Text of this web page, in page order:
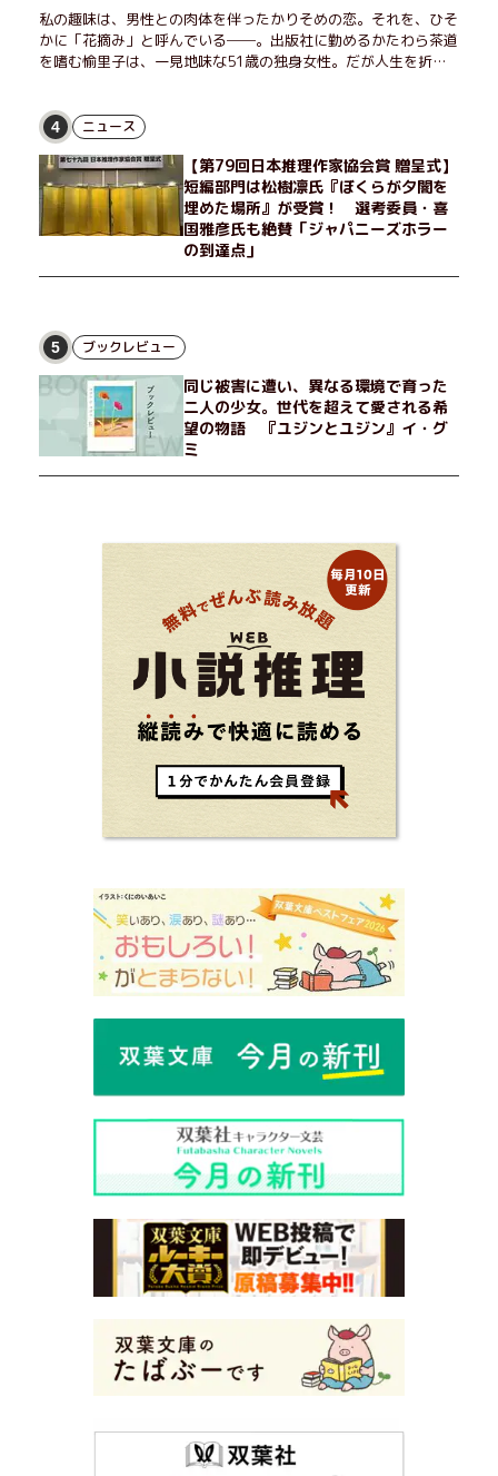
私の趣味は、男性との肉体を伴ったかりそめの恋。それを、ひそ
かに「花摘み」と呼んでいる──。出版社に勤めるかたわら茶道
を嗜む愉里子は、一見地味な51歳の独身女性。だが人生を折り
せる男が現れた。茶の湯の粋人、70歳の万江島だ。だが彼に
は、ある秘密があった……。自分の心と身体を偽らない女たちの
姿と、その連帯を描く。赤裸々にして切実な、セクシュアリティ
をめぐる物語。
4 ニュース
【第79回日本推理作家協会賞 贈呈式】
短編部門は松樹凛氏『ぼくらが夕闇を
埋めた場所』が受賞！ 選考委員・喜
国雅彦氏も絶賛「ジャパニーズホラー
の到達点」
5 ブックレビュー
同じ被害に遭い、異なる環境で育った
二人の少女。世代を超えて愛される希
望の物語 『ユジンとユジン』イ・グ
ミ